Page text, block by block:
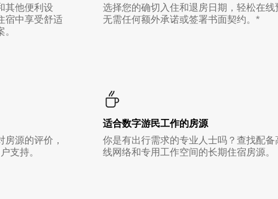
其他便利设
宿中享受舒适
选择您的确切入住和退房日期，轻松在线
无需任何额外承诺或签署书面契约。*
源的评价，
支持。
适合数字游民工作的房源
你是有出行需求的专业人士吗？查找配备
线网络和专用工作空间的长期住宿房源。